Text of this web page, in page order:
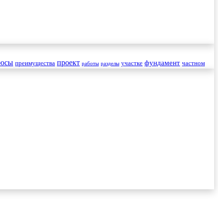
преимущества проект работы разделы участке фундамент частном